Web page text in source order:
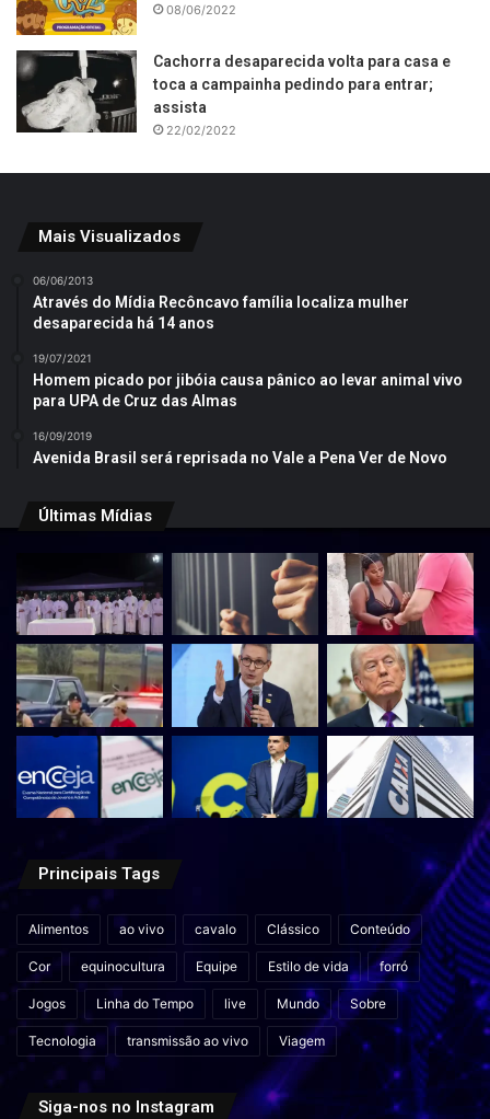
08/06/2022
Cachorra desaparecida volta para casa e
toca a campainha pedindo para entrar;
assista
22/02/2022
Mais Visualizados
06/06/2013
Através do Mídia Recôncavo família localiza mulher
desaparecida há 14 anos
19/07/2021
Homem picado por jibóia causa pânico ao levar animal vivo
para UPA de Cruz das Almas
16/09/2019
Avenida Brasil será reprisada no Vale a Pena Ver de Novo
Últimas Mídias
Principais Tags
Alimentos ao vivo cavalo Clássico Conteúdo
Cor equinocultura Equipe Estilo de vida forró
Jogos Linha do Tempo live Mundo Sobre
Tecnologia transmissão ao vivo Viagem
Siga-nos no Instagram